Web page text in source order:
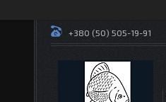
+380 (50) 505-19-91